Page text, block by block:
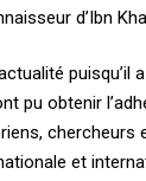
d’Ibn
puisqu’il
pu obtenir
et